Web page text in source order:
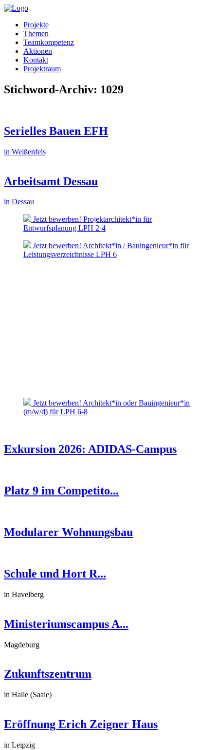
Projekte
Themen
Teamkompetenz
Aktionen
Kontakt
Projektraum
Stichword-Archiv: 1029
Serielles Bauen EFH
in Weißenfels
Arbeitsamt Dessau
in Dessau
Jetzt bewerben! Projektarchitekt*in für
Entwurfsplanung LPH 2-4
Jetzt bewerben! Architekt*in / Bauingenieur*in für
Leistungsverzeichnisse LPH 6
Jetzt bewerben! Architekt*in oder Bauingenieur*in
(m/w/d) für LPH 6-8
Exkursion 2026: ADIDAS-Campus
Platz 9 im Competito...
Modularer Wohnungsbau
Schule und Hort R...
in Havelberg
Ministeriumscampus A...
Magdeburg
Zukunftszentrum
in Halle (Saale)
Eröffnung Erich Zeigner Haus
in Leipzig